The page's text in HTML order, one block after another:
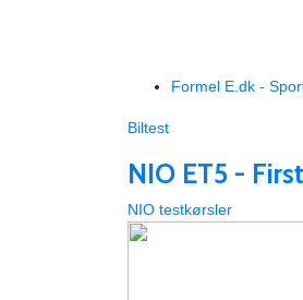
Formel E.dk -
Biltest
NIO ET5 -
NIO testkørsler